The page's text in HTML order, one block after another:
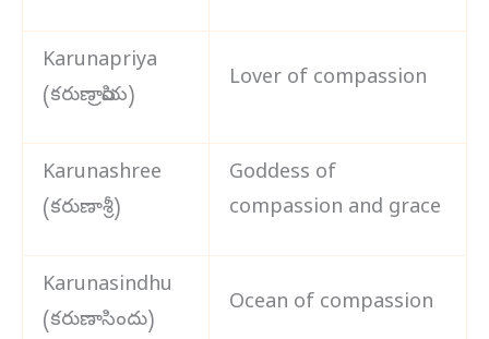
Karunapriya
(కరుణాప్రియ)
Lover of compassion
Karunashree
(కరుణాశ్రీ)
Goddess of
compassion and grace
Karunasindhu
(కరుణాసిందు)
Ocean of compassion